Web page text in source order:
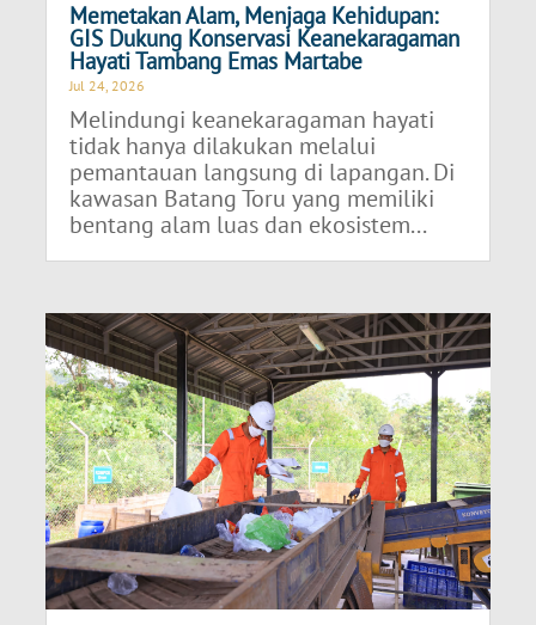
Memetakan Alam, Menjaga Kehidupan:
GIS Dukung Konservasi Keanekaragaman
Hayati Tambang Emas Martabe
Jul 24, 2026
Melindungi keanekaragaman hayati
tidak hanya dilakukan melalui
pemantauan langsung di lapangan. Di
kawasan Batang Toru yang memiliki
bentang alam luas dan ekosistem...